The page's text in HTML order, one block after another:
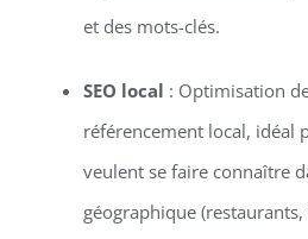
et des mots-clés.
SEO local : Optimisation
référencement local, idéal
veulent se faire connaître
géographique